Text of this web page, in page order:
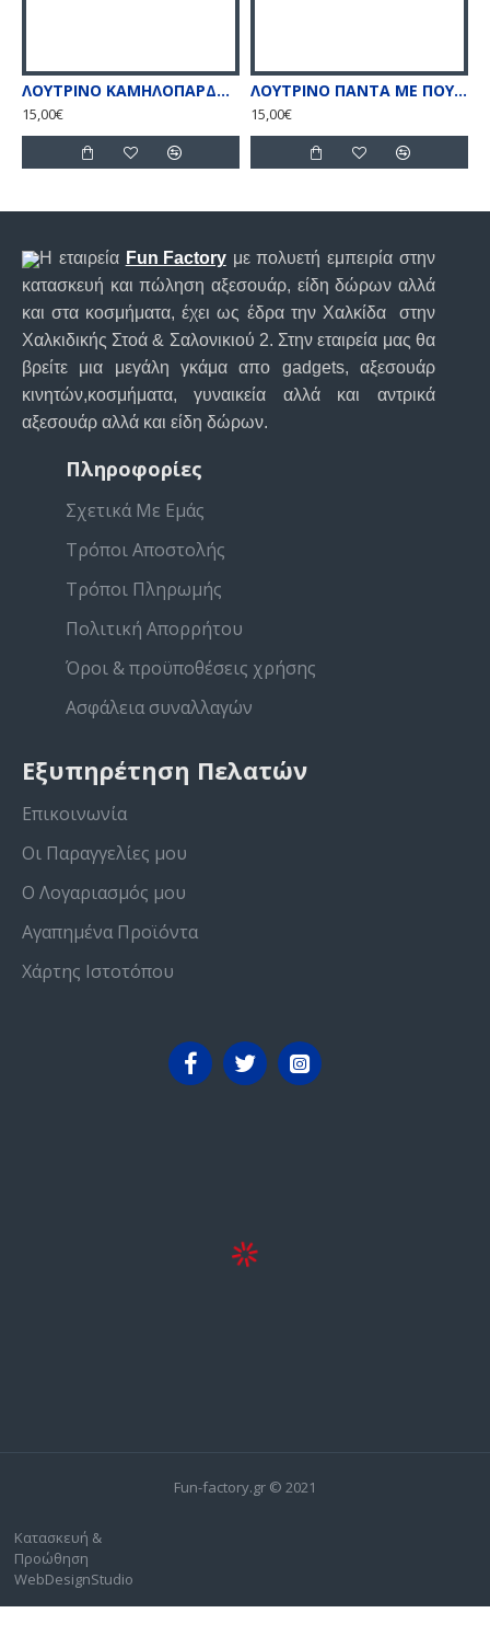
ΛΟΥΤΡΙΝΟ ΚΑΜΗΛΟΠΑΡΔΑΛΗ ΜΕ ΠΟΥΛΙΕΣ 26εκ
15,00€
ΛΟΥΤΡΙΝΟ ΠΑΝΤΑ ΜΕ ΠΟΥΛΙΕΣ 26CM
15,00€
Η εταιρεία Fun Factory με πολυετή εμπειρία στην
κατασκευή και πώληση αξεσουάρ, είδη δώρων αλλά
και στα κοσμήματα, έχει ως έδρα την Χαλκίδα στην
Χαλκιδικής Στοά & Σαλονικιού 2. Στην εταιρεία μας θα
βρείτε μια μεγάλη γκάμα απο gadgets, αξεσουάρ
κινητών,κοσμήματα, γυναικεία αλλά και αντρικά
αξεσουάρ αλλά και είδη δώρων.
Πληροφορίες
Σχετικά Με Εμάς
Τρόποι Αποστολής
Τρόποι Πληρωμής
Πολιτική Απορρήτου
Όροι & προϋποθέσεις χρήσης
Ασφάλεια συναλλαγών
Εξυπηρέτηση Πελατών
Επικοινωνία
Οι Παραγγελίες μου
Ο Λογαριασμός μου
Αγαπημένα Προϊόντα
Χάρτης Ιστοτόπου
Fun-factory.gr © 2021
Κατασκευή &
Προώθηση
WebDesignStudio